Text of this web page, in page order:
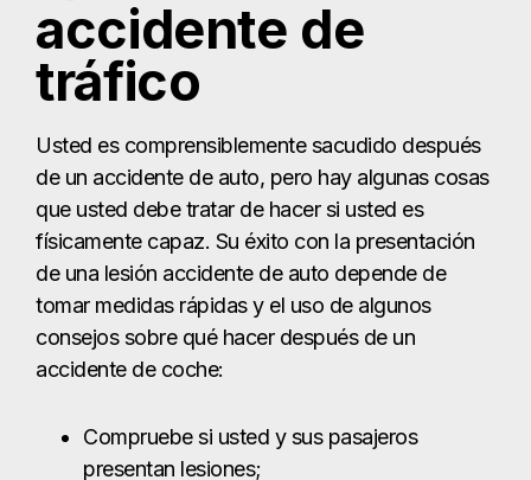
de una lesión accidente de auto depende de
tomar medidas rápidas y el uso de algunos
consejos sobre qué hacer después de un
Compruebe si usted y sus pasajeros
presentan lesiones;
Llame al 911 si alguien está gravemente
herido, sangrando, inconsciente,
desorientado o muestra otros signos de
angustia;
Póngase en contacto con un número de no
situación, y siga las instrucciones
designadas por las fuerzas del orden;